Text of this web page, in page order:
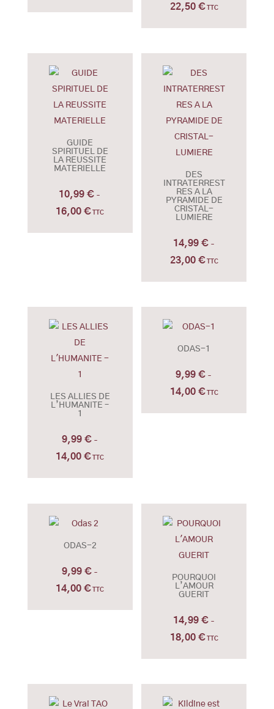
à
11,00 €
22,50 €Plage
15,99 €
à
22,50 €
TTC
GUIDE
SPIRITUEL DE
LA REUSSITE
MATERIELLE
10,99€ –
16,00€Plage
TTC
DES
INTRATERREST
RES A LA
PYRAMIDE DE
CRISTAL-
LUMIERE
14,99 € –
23,00 €Plage
14,99 €
à
TTC
LES ALLIES DE
L’HUMANITE –
1
9,99 € –
14,00€Plage
9,99 €
à
TTC
ODAS-1
9,99€ –
14,00 €Plage
TTC
ODAS-2
9,99 € –
14,00€ Plage
TTC
POURQUOI
L’AMOUR
GUERIT
14,99 € –
18,00 €Plage
14,99 €
TTC